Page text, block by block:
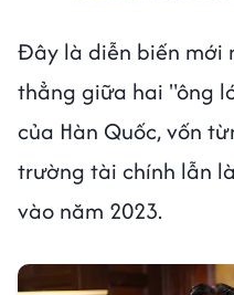
Đây là diễn biến mới
thẳng giữa hai "ông
của Hàn Quốc, vốn
trường tài chính lẫn
vào năm 2023.